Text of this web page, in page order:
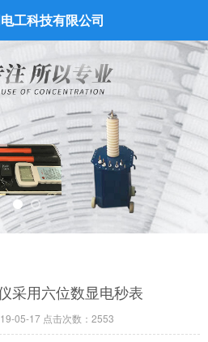
工科技有限公司
采用六位数显电秒表
05-17 点击次数：2553